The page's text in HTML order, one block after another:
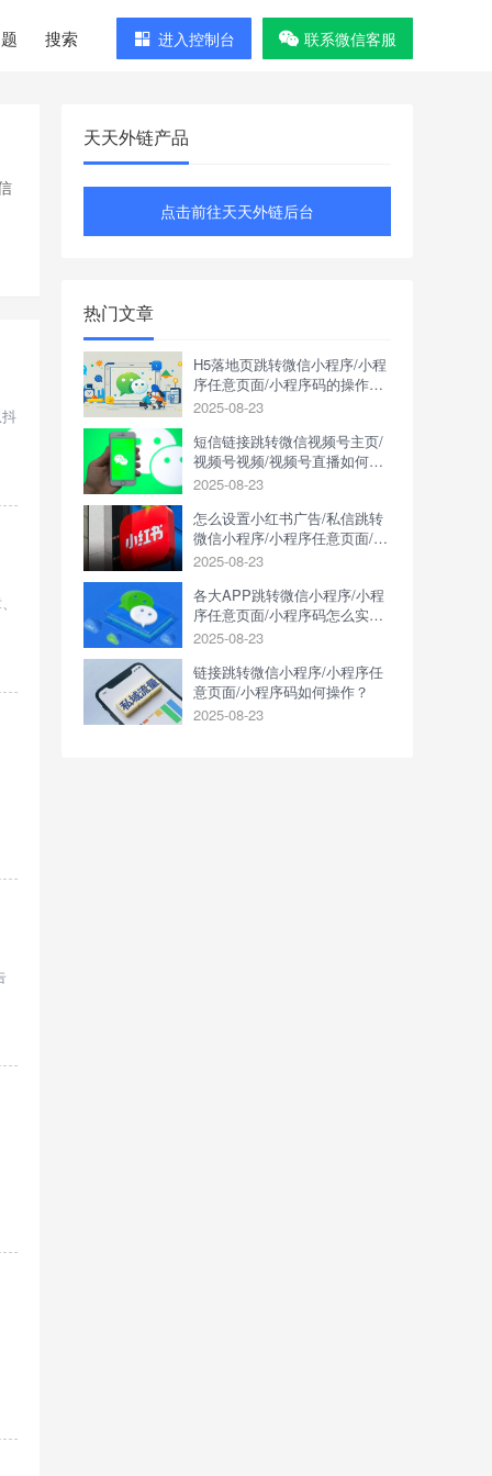
搜索 进入控制台 联系微信客服
天天外链产品
点击前往天天外链后台
热门文章
H5落地页跳转微信小程序/小程
序任意页面/小程序码的操作方
式是什么？
2025-08-23
短信链接跳转微信视频号主页/
视频号视频/视频号直播如何操
作？
2025-08-23
怎么设置小红书广告/私信跳转
微信小程序/小程序任意页面/小
程序码？
2025-08-23
各大APP跳转微信小程序/小程
序任意页面/小程序码怎么实
现？
2025-08-23
链接跳转微信小程序/小程序任
意页面/小程序码如何操作？
2025-08-23